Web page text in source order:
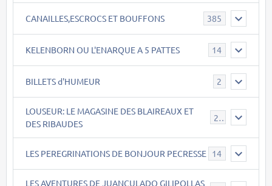
CANAILLES,ESCROCS ET BOUFFONS 385
KELENBORN OU L'ENARQUE A 5 PATTES 14
BILLETS d'HUMEUR 2
LOUSEUR: LE MAGASINE DES BLAIREAUX ET
DES RIBAUDES
LES PEREGRINATIONS DE BONJOUR PECRESSE 14
LES AVENTURES DE JUANCULADO GILIPOLLAS